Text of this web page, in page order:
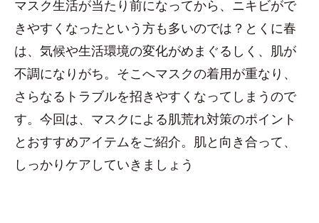
マスク生活が当たり前になってから、ニキビがで
きやすくなったという方も多いのでは？とくに春
は、気候や生活環境の変化がめまぐるしく、肌が
不調になりがち。そこへマスクの着用が重なり、
さらなるトラブルを招きやすくなってしまうので
す。今回は、マスクによる肌荒れ対策のポイント
とおすすめアイテムをご紹介。肌と向き合って、
しっかりケアしていきましょう